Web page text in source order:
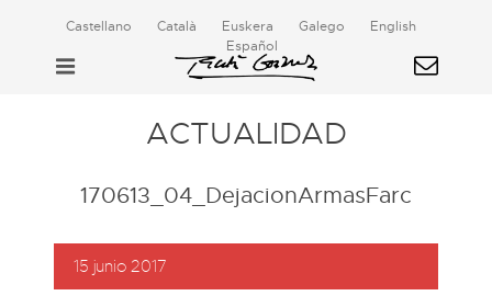
Castellano Català Euskera Galego
English
Español
ACTUALIDAD
170613_04_DejacionArmasFarc
15 junio 2017